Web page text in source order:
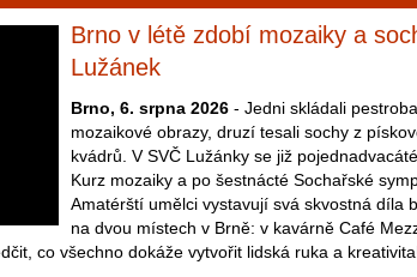
Brno v létě zdobí mozaiky a
Lužánek
Brno, 6. srpna 2026 - Jedni skládali
mozaikové obrazy, druzí tesali sochy z
kvádrů. V SVČ Lužánky se již
Kurz mozaiky a po šestnácté Sochařské
Amatérští umělci vystavují svá skvostná díla
na dvou místech v Brně: v kavárně Café
co všechno dokáže vytvořit lidská ruka a
Průvodce
kasinovými hrami v
Brno je městem známým pro zajímavé
restaurace, divadla a univerzity. Mimo jiné
místem, kde si můžete legálně a bezpečně
různé kasinové hry. V neustále kvetoucí
metropoli naleznete širokou nabídku her
rulety až po moderní automaty jak pro